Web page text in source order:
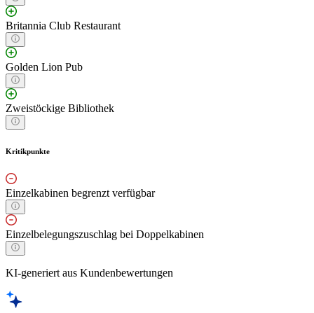
Britannia Club Restaurant
Golden Lion Pub
Zweistöckige Bibliothek
Kritikpunkte
Einzelkabinen begrenzt verfügbar
Einzelbelegungszuschlag bei Doppelkabinen
KI-generiert aus Kundenbewertungen